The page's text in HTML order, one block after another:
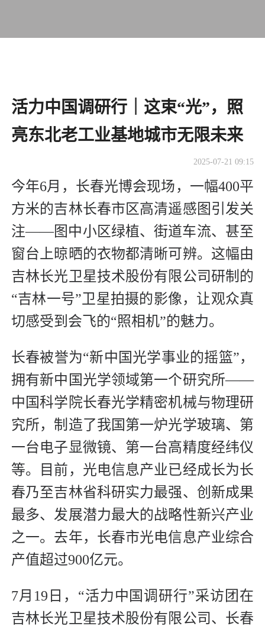
活力中国调研行｜这束“光”，照
亮东北老工业基地城市无限未来
2025-07-21 09:15
今年6月，长春光博会现场，一幅400平
方米的吉林长春市区高清遥感图引发关
注——图中小区绿植、街道车流、甚至
窗台上晾晒的衣物都清晰可辨。这幅由
吉林长光卫星技术股份有限公司研制的
“吉林一号”卫星拍摄的影像，让观众真
切感受到会飞的“照相机”的魅力。
长春被誉为“新中国光学事业的摇篮”，
拥有新中国光学领域第一个研究所——
中国科学院长春光学精密机械与物理研
究所，制造了我国第一炉光学玻璃、第
一台电子显微镜、第一台高精度经纬仪
等。目前，光电信息产业已经成长为长
春乃至吉林省科研实力最强、创新成果
最多、发展潜力最大的战略性新兴产业
之一。去年，长春市光电信息产业综合
产值超过900亿元。
7月19日，“活力中国调研行”采访团在
吉林长光卫星技术股份有限公司、长春